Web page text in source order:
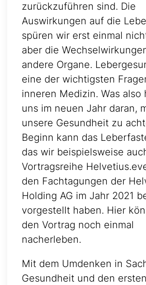
zurückzuführen sind. Die
Auswirkungen auf die
spüren wir erst einmal
aber die
andere Organe.
eine der wichtigsten
inneren Medizin. Was also
uns im neuen Jahr daran,
unsere Gesundheit zu
Beginn kann das
das wir beispielsweise
Vortragsreihe
den Fachtagungen der
Holding AG im Jahr 2021
vorgestellt haben. Hier
den Vortrag noch einmal
nacherleben.
Mit dem Umdenken in
Gesundheit und den ersten